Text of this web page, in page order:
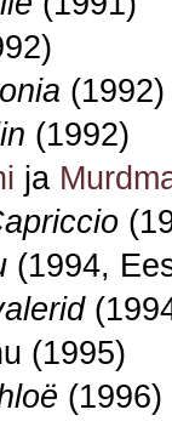
(1992)
(1992)
ja
(1994,
(1995)
(1996)